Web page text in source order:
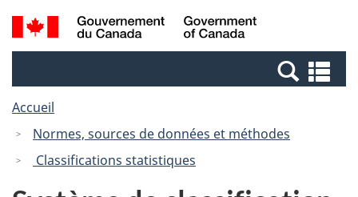
Passer
au
Passer
à
Canada
Recherche
et
et
Accueil
Normes, sources de données et méthodes
Classifications statistiques